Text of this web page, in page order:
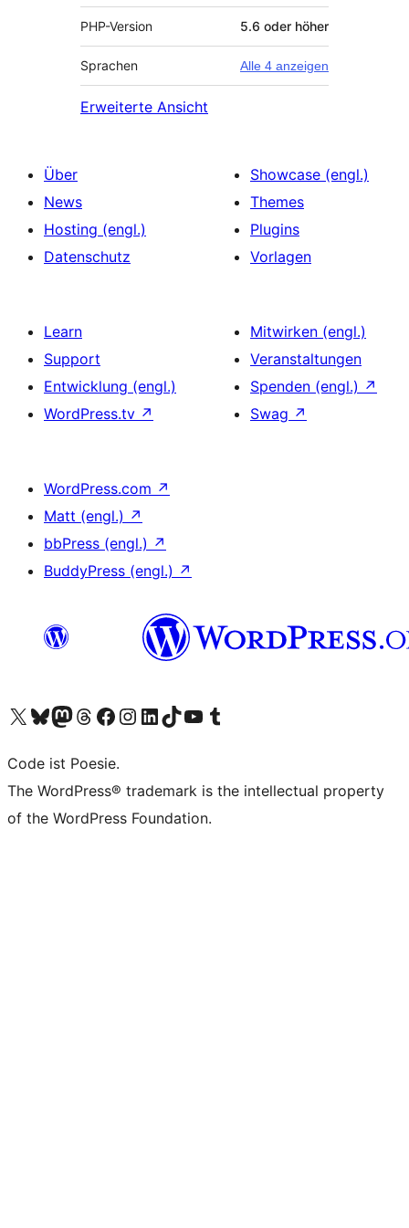
PHP-Version 5.6 oder höher
Sprachen Alle 4 anzeigen
Erweiterte Ansicht
Über
News
Hosting (engl.)
Datenschutz
Showcase (engl.)
Themes
Plugins
Vorlagen
Learn
Support
Entwicklung (engl.)
WordPress.tv ↗
Mitwirken (engl.)
Veranstaltungen
Spenden (engl.) ↗
Swag ↗
WordPress.com ↗
Matt (engl.) ↗
bbPress (engl.) ↗
BuddyPress (engl.) ↗
Unser X-Konto (früher Twitter) besuchen
Unser Bluesky-Konto besuchen
Unser Mastodon-Konto besuchen
Unser Threads-Konto besuchen
Unsere Facebook-Seite besuchen
Unser Instagram-Konto besuchen
Unser LinkedIn-Konto besuchen
Unser TikTok-Konto besuchen
Unseren YouTube-Kanal besuchen
Unser Tumblr-Konto besuchen
Code ist Poesie.
The WordPress® trademark is the intellectual property
of the WordPress Foundation.